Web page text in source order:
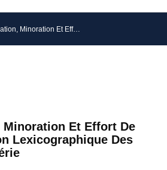
Dénomination, Minoration Et Effort De Grammatisation Lexicographique Des Langues D’algérie
Minoration Et Effort De
Lexicographique Des